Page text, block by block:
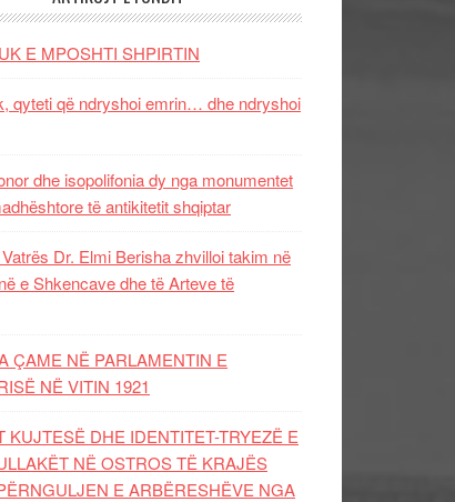
E MPOSHTI SHPIRTIN
qyteti që ndryshoi emrin… dhe ndryshoi
dhe isopolifonia dy nga monumentet
të antikitetit shqiptar
Dr. Elmi Berisha zhvilloi takim në
e Shkencave dhe të Arteve të
ÇAME NË PARLAMENTIN E
NË VITIN 1921
KUJTESË DHE IDENTITET-TRYEZË E
NË OSTROS TË KRAJËS
E ARBËRESHËVE NGA